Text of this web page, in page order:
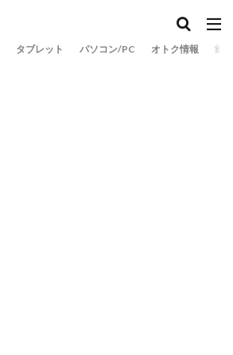
タブレット パソコン/PC オトク情報 旅